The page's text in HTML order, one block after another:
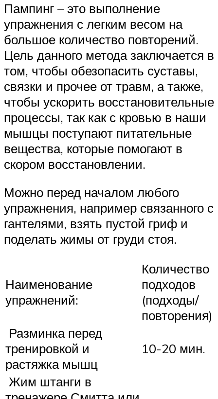
Пампинг – это выполнение
упражнения с легким весом на
большое количество повторений.
Цель данного метода заключается в
том, чтобы обезопасить суставы,
связки и прочее от травм, а также,
чтобы ускорить восстановительные
процессы, так как с кровью в наши
мышцы поступают питательные
вещества, которые помогают в
скором восстановлении.
Можно перед началом любого
упражнения, например связанного с
гантелями, взять пустой гриф и
поделать жимы от груди стоя.
Наименование
упражнений:
Количество
подходов
(подходы/
повторения)
Разминка перед
тренировкой и
растяжка мышц
10-20 мин.
Жим штанги в